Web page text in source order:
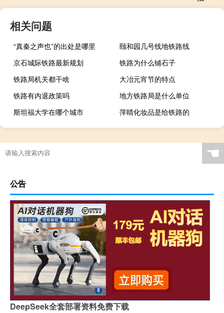
相关问题
“真秦之声也”的出处是哪里
颐和园几号线地铁路线
京石城际铁路最新规划
铁路为什么铺石子
铁路局机关都干啥
大冶元宵节的特点
铁路有内退政策吗
地方铁路局是什么单位
斯坦福大学在哪个城市
萍晴化妆品是给铁路的
☚
公告
DeepSeek全套部署资料免费下载